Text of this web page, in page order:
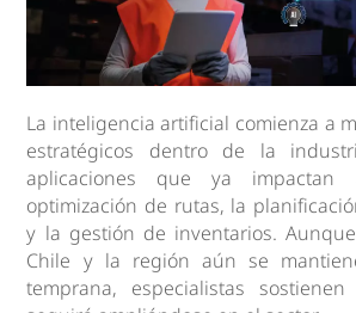
La inteligencia artificial comienza a
estratégicos dentro de la
aplicaciones que ya impactan
optimización de rutas, la
y la gestión de inventarios.
Chile y la región aún se
temprana, especialistas